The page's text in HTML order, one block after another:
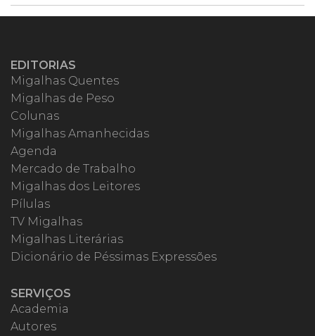
EDITORIAS
Migalhas Quentes
Migalhas de Peso
Colunas
Migalhas Amanhecidas
Agenda
Mercado de Trabalho
Migalhas dos Leitores
Pílulas
TV Migalhas
Migalhas Literárias
Dicionário de Péssimas Expressões
SERVIÇOS
Academia
Autores